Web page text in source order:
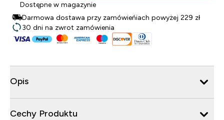
Dostępne w magazynie
Darmowa dostawa przy zamówieńiach powyżej 229 zł
30 dni na zwrot zamówienia
Opis
Cechy Produktu